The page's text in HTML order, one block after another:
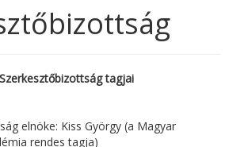
tagjai
elnöke: Kiss György (a Magyar
rendes tagja)